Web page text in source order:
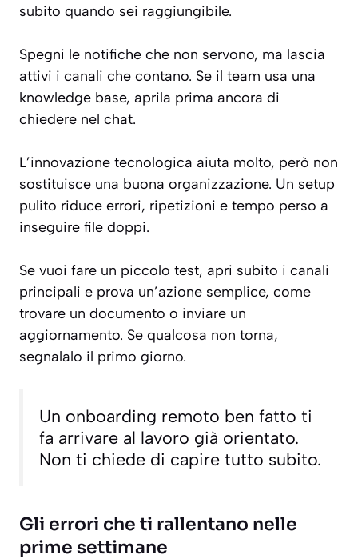
subito quando sei raggiungibile.
Spegni le notifiche che non servono, ma lascia
attivi i canali che contano. Se il team usa una
knowledge base, aprila prima ancora di
chiedere nel chat.
L’innovazione tecnologica aiuta molto, però non
sostituisce una buona organizzazione. Un setup
pulito riduce errori, ripetizioni e tempo perso a
inseguire file doppi.
Se vuoi fare un piccolo test, apri subito i canali
principali e prova un’azione semplice, come
trovare un documento o inviare un
aggiornamento. Se qualcosa non torna,
segnalalo il primo giorno.
Un onboarding remoto ben fatto ti
fa arrivare al lavoro già orientato.
Non ti chiede di capire tutto subito.
Gli errori che ti rallentano nelle
prime settimane